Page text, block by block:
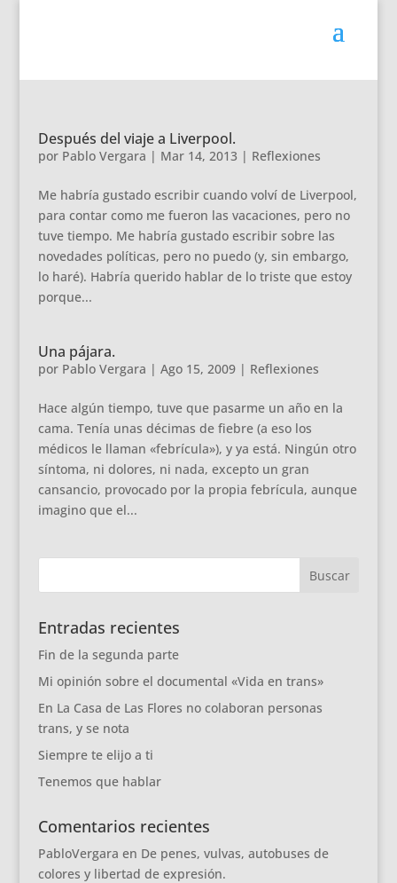
Después del viaje a Liverpool.
por Pablo Vergara | Mar 14, 2013| Reflexiones
Me habría gustado escribir cuando volví de Liverpool,
para contar como me fueron las vacaciones, pero no
tuve tiempo. Me habría gustado escribir sobre las
novedades políticas, pero no puedo (y, sin embargo,
lo haré). Habría querido hablar de lo triste que estoy
porque...
Una pájara.
por Pablo Vergara | Ago 15, 2009| Reflexiones
Hace algún tiempo, tuve que pasarme un año en la
cama. Tenía unas décimas de fiebre (a eso los
médicos le llaman «febrícula»), y ya está. Ningún otro
síntoma, ni dolores, ni nada, excepto un gran
cansancio, provocado por la propia febrícula, aunque
imagino que el...
Entradas recientes
Fin de la segunda parte
Mi opinión sobre el documental «Vida en trans»
En La Casa de Las Flores no colaboran personas
trans, y se nota
Siempre te elijo a ti
Tenemos que hablar
Comentarios recientes
PabloVergara en De penes, vulvas, autobuses de
colores y libertad de expresión.